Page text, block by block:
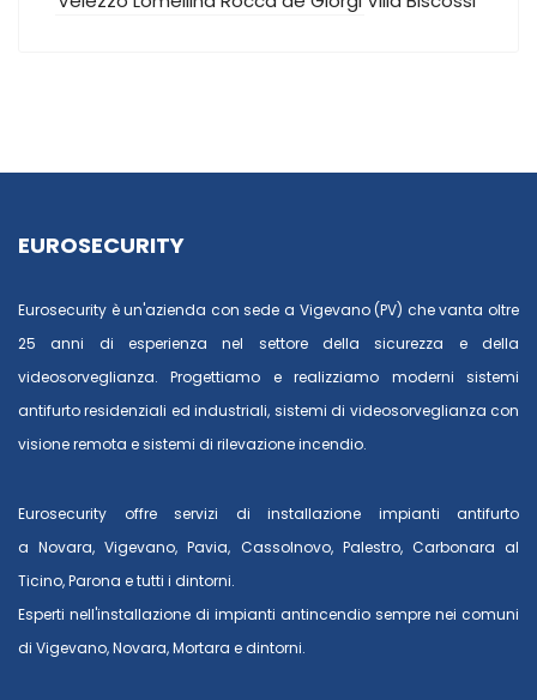
EUROSECURITY
Eurosecurity è un'azienda con sede a Vigevano (PV) che vanta oltre
25 anni di esperienza nel settore della sicurezza e della
videosorveglianza. Progettiamo e realizziamo moderni sistemi
antifurto residenziali ed industriali, sistemi di videosorveglianza con
visione remota e sistemi di rilevazione incendio.
Eurosecurity offre servizi di installazione impianti antifurto
aNovara,Vigevano,Pavia, Cassolnovo, Palestro, Carbonara al
Ticino,Parona e tutti i dintorni.
Esperti nell'installazione di impianti antincendio sempre nei comuni
di Vigevano,Novara,Mortara e dintorni.